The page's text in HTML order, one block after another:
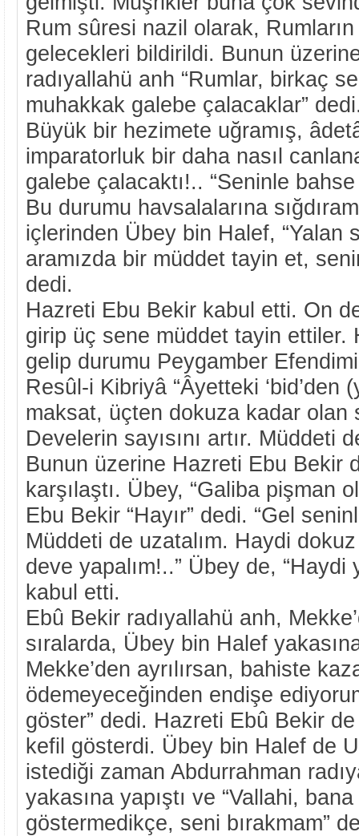
Rum sûresi nazil olarak,
gelecekleri bildirildi. Bunun
radıyallahü anh “Rumlar, birkaç
muhakkak galebe çalacaklar”
Büyük bir hezimete uğramış,
imparatorluk bir daha nasıl
galebe çalacaktı!.. “Seninle
Bu durumu havsalalarına
içlerinden Übey bin Halef, “Yalan
aramızda bir müddet tayin et,
dedi.
Hazreti Ebu Bekir kabul etti. On
girip üç sene müddet tayin ettiler.
gelip durumu Peygamber
Resûl-i Kibriyâ “Âyetteki ‘bid’den
maksat, üçten dokuza kadar olan
Develerin sayısını artır. Müddeti
Bunun üzerine Hazreti Ebu Bekir
karşılaştı. Übey, “Galiba pişman
Ebu Bekir “Hayır” dedi. “Gel
Müddeti de uzatalım. Haydi
deve yapalım!..” Übey de, “Haydi
kabul etti.
Ebû Bekir radıyallahü anh,
sıralarda, Übey bin Halef
Mekke’den ayrılırsan, bahiste
ödemeyeceğinden endişe
göster” dedi. Hazreti Ebû Bekir de
kefil gösterdi. Übey bin Halef de
istediği zaman Abdurrahman
yakasına yapıştı ve “Vallahi,
göstermedikçe, seni bırakmam”